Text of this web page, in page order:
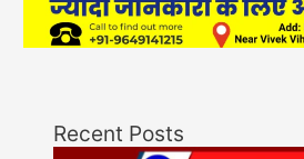
Recent Posts